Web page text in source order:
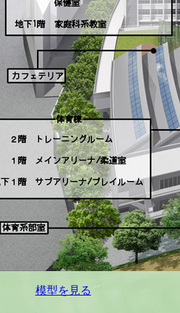
模型を見る